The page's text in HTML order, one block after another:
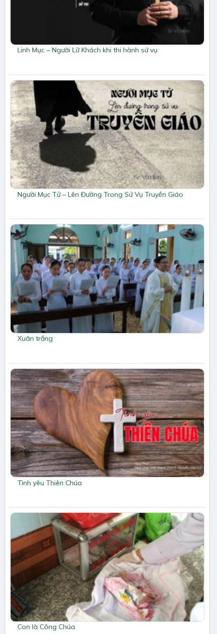
Linh Mục – Người Lữ Khách khi thi hành sứ vụ
Người Mục Tử – Lên Đường Trong Sứ Vụ Truyền Giáo
Xuân trắng
Tình yêu Thiên Chúa
Con là Công Chúa